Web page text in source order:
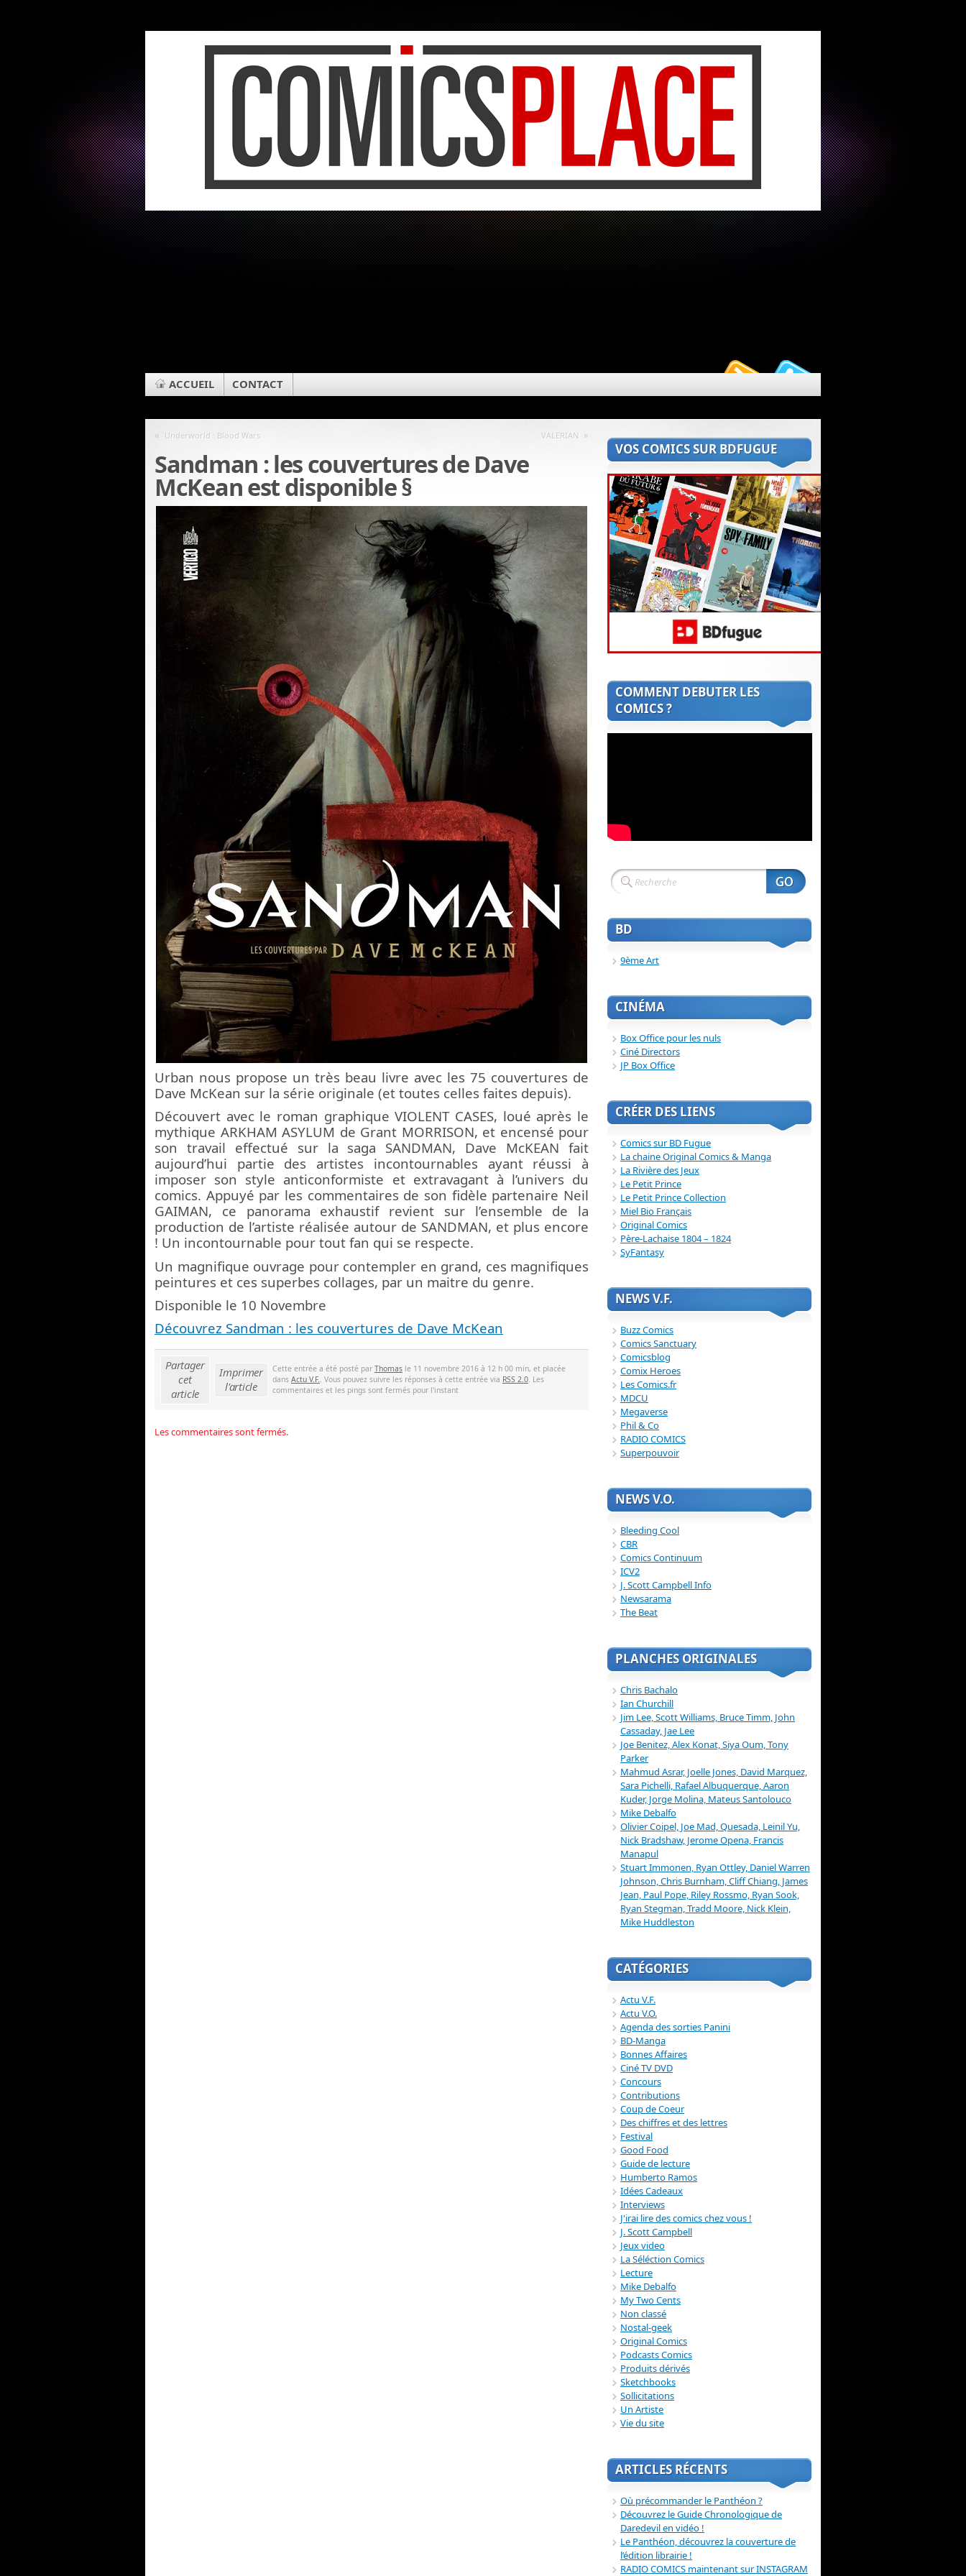
ACCUEIL CONTACT
« Underworld : Blood Wars VALERIAN »
Sandman : les couvertures de Dave
McKean est disponible §
Urban nous propose un très beau livre avec les 75 couvertures de
Dave McKean sur la série originale (et toutes celles faites depuis).
Découvert avec le roman graphique VIOLENT CASES, loué après le
mythique ARKHAM ASYLUM de Grant MORRISON, et encensé pour
son travail effectué sur la saga SANDMAN, Dave McKEAN fait
aujourd’hui partie des artistes incontournables ayant réussi à
imposer son style anticonformiste et extravagant à l’univers du
comics. Appuyé par les commentaires de son fidèle partenaire Neil
GAIMAN, ce panorama exhaustif revient sur l’ensemble de la
production de l’artiste réalisée autour de SANDMAN, et plus encore
! Un incontournable pour tout fan qui se respecte.
Un magnifique ouvrage pour contempler en grand, ces magnifiques
peintures et ces superbes collages, par un maitre du genre.
Disponible le 10 Novembre
Découvrez Sandman : les couvertures de Dave McKean
Partager
cet
article
Imprimer
l'article
Cette entrée a été posté par Thomas le 11 novembre 2016 à 12 h 00 min, et placée
dans Actu V.F.. Vous pouvez suivre les réponses à cette entrée via RSS 2.0. Les
commentaires et les pings sont fermés pour l'instant
Les commentaires sont fermés.
VOS COMICS SUR BDFUGUE
COMMENT DEBUTER LES
COMICS ?
BD
9ème Art
CINÉMA
Box Office pour les nuls
Ciné Directors
JP Box Office
CRÉER DES LIENS
Comics sur BD Fugue
La chaine Original Comics & Manga
La Rivière des Jeux
Le Petit Prince
Le Petit Prince Collection
Miel Bio Français
Original Comics
Père-Lachaise 1804 – 1824
SyFantasy
NEWS V.F.
Buzz Comics
Comics Sanctuary
Comicsblog
Comix Heroes
Les Comics.fr
MDCU
Megaverse
Phil & Co
RADIO COMICS
Superpouvoir
NEWS V.O.
Bleeding Cool
CBR
Comics Continuum
ICV2
J. Scott Campbell Info
Newsarama
The Beat
PLANCHES ORIGINALES
Chris Bachalo
Ian Churchill
Jim Lee, Scott Williams, Bruce Timm, John
Cassaday, Jae Lee
Joe Benitez, Alex Konat, Siya Oum, Tony
Parker
Mahmud Asrar, Joelle Jones, David Marquez,
Sara Pichelli, Rafael Albuquerque, Aaron
Kuder, Jorge Molina, Mateus Santolouco
Mike Debalfo
Olivier Coipel, Joe Mad, Quesada, Leinil Yu,
Nick Bradshaw, Jerome Opena, Francis
Manapul
Stuart Immonen, Ryan Ottley, Daniel Warren
Johnson, Chris Burnham, Cliff Chiang, James
Jean, Paul Pope, Riley Rossmo, Ryan Sook,
Ryan Stegman, Tradd Moore, Nick Klein,
Mike Huddleston
CATÉGORIES
Actu V.F.
Actu V.O.
Agenda des sorties Panini
BD-Manga
Bonnes Affaires
Ciné TV DVD
Concours
Contributions
Coup de Coeur
Des chiffres et des lettres
Festival
Good Food
Guide de lecture
Humberto Ramos
Idées Cadeaux
Interviews
J'irai lire des comics chez vous !
J. Scott Campbell
Jeux video
La Séléction Comics
Lecture
Mike Debalfo
My Two Cents
Non classé
Nostal-geek
Original Comics
Podcasts Comics
Produits dérivés
Sketchbooks
Sollicitations
Un Artiste
Vie du site
ARTICLES RÉCENTS
Où précommander le Panthéon ?
Découvrez le Guide Chronologique de
Daredevil en vidéo !
Le Panthéon, découvrez la couverture de
l’édition librairie !
RADIO COMICS maintenant sur INSTAGRAM